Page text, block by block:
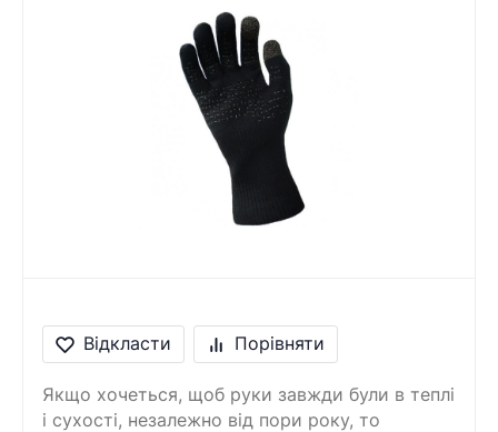
Відкласти Порівняти
Якщо хочеться, щоб руки завжди були в теплі
і сухості, незалежно від пори року, то